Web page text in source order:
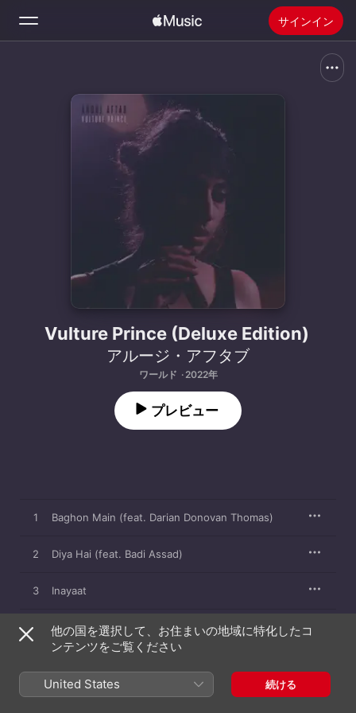
サインイン
Apple Musicをインストール
Vulture Prince (Deluxe Edition)
アルージ・アフタブ
ワールド · 2022年
プレビュー
1 Baghon Main (feat. Darian Donovan Thomas)
2 Diya Hai (feat. Badi Assad)
3 Inayaat
4 Last Night
6 Saans Lo
他の国を選択して、お住まいの地域に特化したコ
ンテンツをご覧ください
United States 続ける